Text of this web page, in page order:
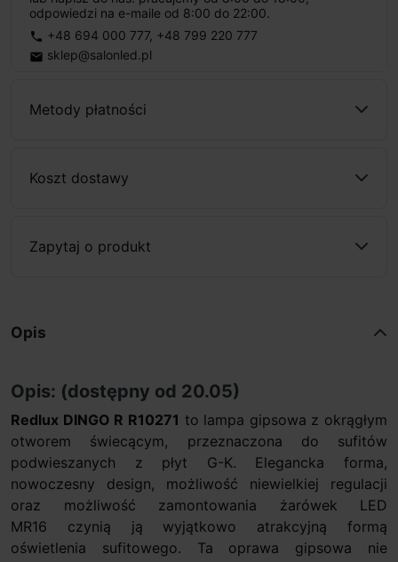
odpowiedzi na e-maile od 8:00 do 22:00.
phone +48 694 000 777, +48 799 220 777
email sklep@salonled.pl
Metody płatności
Koszt dostawy
Zapytaj o produkt
Opis
Opis: (dostępny od 20.05)
Redlux DINGO R R10271 to lampa gipsowa z okrągłym
otworem świecącym, przeznaczona do sufitów
podwieszanych z płyt G-K. Elegancka forma,
nowoczesny design, możliwość niewielkiej regulacji
oraz możliwość zamontowania żarówek LED
MR16 czynią ją wyjątkowo atrakcyjną formą
oświetlenia sufitowego. Ta oprawa gipsowa nie